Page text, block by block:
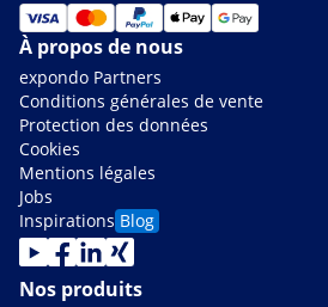
À propos de nous
expondo Partners
Conditions générales de vente
Protection des données
Cookies
Mentions légales
Jobs
Inspirations Blog
Nos produits